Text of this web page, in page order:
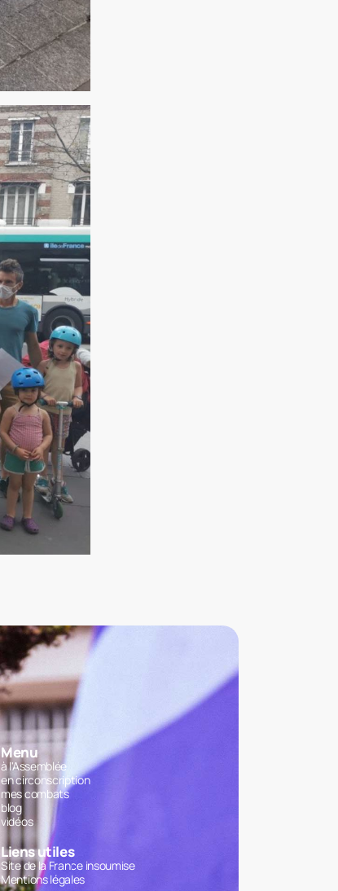
Menu
à l'Assemblée
en circonscription
mes combats
blog
vidéos
Liens utiles
Site de la France insoumise
Mentions légales